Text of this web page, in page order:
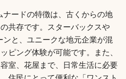
ードの特徴は、古くからの地
共存です。スターバックスや
と、ユニークな地元企業が混
ピング体験が可能です。また、
室、花屋まで、日常生活に必要